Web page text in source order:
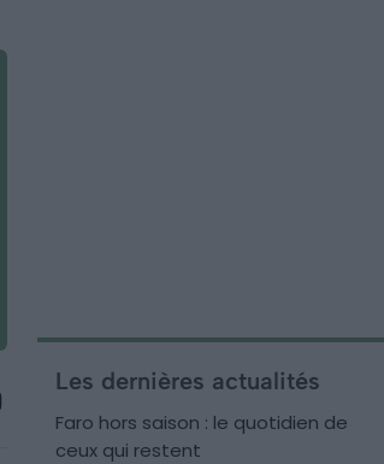
Les dernières actualités
Faro hors saison : le quotidien de
ceux qui restent